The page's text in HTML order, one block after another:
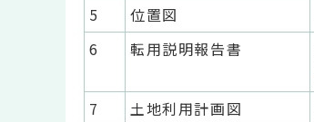
5 位置図
6
転用説明報告書
7
土地利用計画図